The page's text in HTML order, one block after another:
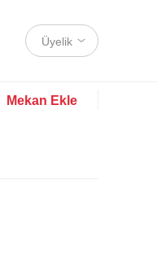
Üyelik
Mekan Ekle